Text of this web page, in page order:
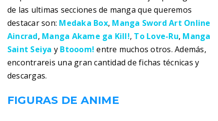
de las ultimas secciones de manga que queremos
destacar son: Medaka Box, Manga Sword Art Online
Aincrad, Manga Akame ga Kill!, To Love-Ru, Manga
Saint Seiya y Btooom! entre muchos otros. Además,
encontrareis una gran cantidad de fichas técnicas y
descargas.
FIGURAS DE ANIME